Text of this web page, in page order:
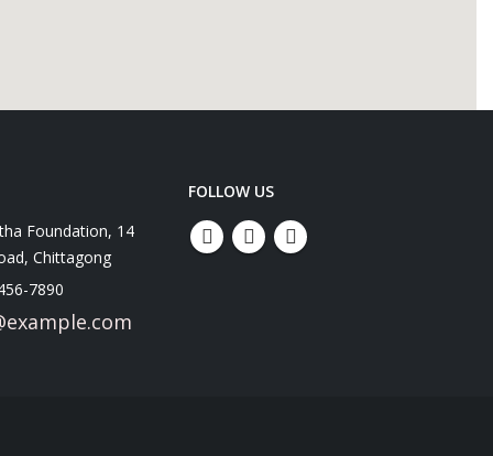
Foundation, 14
Chittagong
7890
FOLLOW US